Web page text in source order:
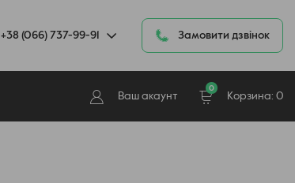
+38 (066) 737-99-91 Замовити дзвінок
Ваш акаунт
0
Корзина: 0